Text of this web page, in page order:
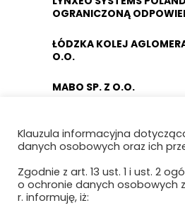
OGRANICZONĄ
ŁÓDZKA KOLEJ
O.O.
MABO SP. Z O.O.
MÄDER POLAND
MAFELEC TEAM POLSKA
Klauzula informacyjna
danych osobowych oraz ich
Zgodnie z art. 13 ust. 1 i ust. 2
o ochronie danych osobowych
r. informuję, iż: